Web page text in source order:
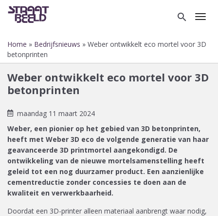
Overslaan
inhoud
gaan
search
Kruimelpad
Home Bedrijfsnieuws
Weber ontwikkelt eco mortel voor 3D
betonprinten
Weber ontwikkelt eco mortel voor 3D
betonprinten
maandag 11 maart 2024
Weber, een pionier op het gebied van 3D betonprinten,
heeft met Weber 3D eco de volgende generatie van haar
geavanceerde 3D printmortel aangekondigd. De
ontwikkeling van de nieuwe mortelsamenstelling heeft
geleid tot een nog duurzamer product. Een aanzienlijke
cementreductie zonder concessies te doen aan de
kwaliteit en verwerkbaarheid.
Doordat een 3D-printer alleen materiaal aanbrengt waar nodig,